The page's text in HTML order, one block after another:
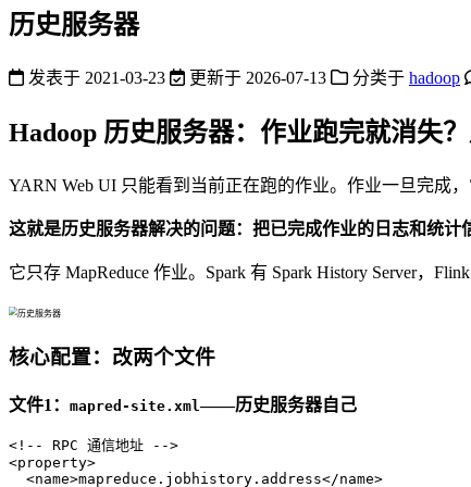
历史服务器
发表于 2021-03-23 更新于 2026-07-13 分类于 hadoop
Hadoop 历史服务器：作业跑完就消失
YARN Web UI 只能看到当前正在跑的作业。作业一旦完成
这就是历史服务器解决的问题：把已完成作业的日志和统计
它只存 MapReduce 作业。Spark 有 Spark History Server，
核心配置：改两个文件
文件1： mapred-site.xml——历史服务器自己
<!-- RPC 通信地址 -->
<property>
<name>mapreduce.jobhistory.address</name>